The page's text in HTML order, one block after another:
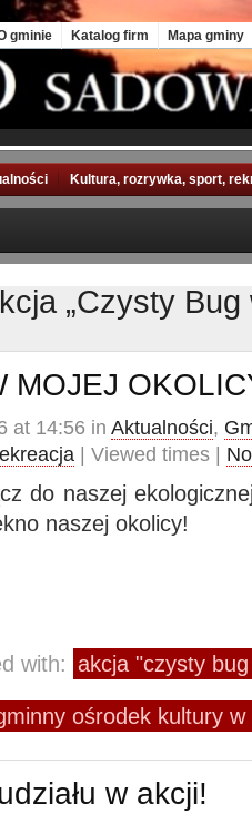
gminie Katalog firm Mapa gminy
Kultura, rozrywka, sport,
„Czysty
MOJEJ
at 14:56 in Aktualności,
| Viewed times |
do naszej
naszej okolicy!
with: akcja "czysty
ośrodek kultury w
w akcji!